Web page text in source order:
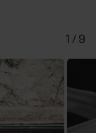
1 / 9